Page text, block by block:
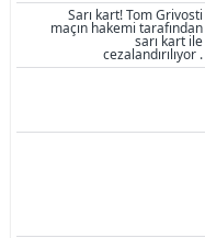
Sarı kart! Tom Grivosti
maçın hakemi tarafından
sarı kart ile
cezalandırılıyor .